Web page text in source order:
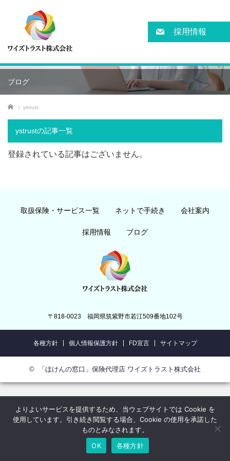
採用情報
ブログ
ホーム ystrust
ystrustの記事一覧
登録されている記事はございません。
取扱保険・サービス一覧 ネットで手続き 会社案内
採用情報 ブログ
〒818-0023 福岡県筑紫野市若江509番地102号
各種方針 個人情報保護方針 FD宣言 サイトマップ
HOME TOP
© 「ほけんの窓口」保険代理店 ワイズトラスト株式会社
よりよいサービスを提供するため、当ウェブサイトでは Cookie を
使用しています。引き続き閲覧する場合、Cookie の使用を承諾した
ものとみなされます。
OK
各種方針